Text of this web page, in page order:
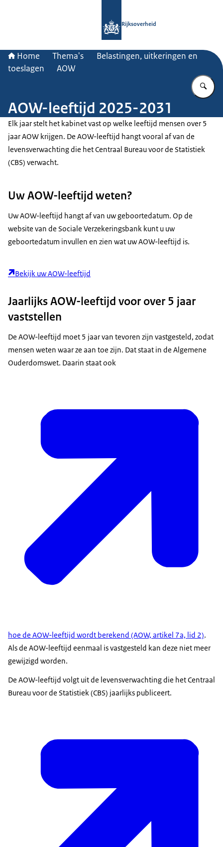
Rijksoverheid
Home Thema's
Belastingen, uitkeringen en
toeslagen
AOW
AOW-leeftijd 2025-2031
Elk jaar stelt het kabinet vast op welke leeftijd mensen over 5
jaar AOW krijgen. De AOW-leeftijd hangt vooral af van de
levensverwachting die het Centraal Bureau voor de Statistiek
(CBS) verwacht.
Uw AOW-leeftijd weten?
Uw AOW-leeftijd hangt af van uw geboortedatum. Op de
website van de Sociale Verzekeringsbank kunt u uw
geboortedatum invullen en zien wat uw AOW-leeftijd is.
Bekijk uw AOW-leeftijd
Jaarlijks AOW-leeftijd voor over 5 jaar
vaststellen
De AOW-leeftijd moet 5 jaar van tevoren zijn vastgesteld, zodat
mensen weten waar ze aan toe zijn. Dat staat in de Algemene
Ouderdomswet. Daarin staat ook
hoe de AOW-leeftijd wordt berekend (AOW, artikel 7a, lid 2).
Als de AOW-leeftijd eenmaal is vastgesteld kan deze niet meer
gewijzigd worden.
De AOW-leeftijd volgt uit de levensverwachting die het Centraal
Bureau voor de Statistiek (CBS) jaarlijks publiceert.